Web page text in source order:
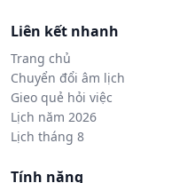
Liên kết nhanh
Trang chủ
Chuyển đổi âm lịch
Gieo quẻ hỏi việc
Lịch năm 2026
Lịch tháng 8
Tính năng